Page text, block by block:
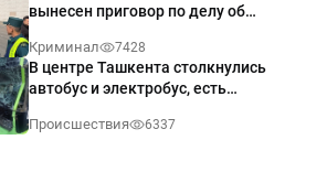
вынесен приговор по делу об
Ташкенте
Криминал 7428
В центре Ташкента столкнулись
автобус и электробус, есть
Происшествия 6337